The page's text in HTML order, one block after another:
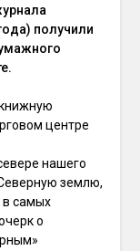
получили
центре
нашего
землю,
самых
о